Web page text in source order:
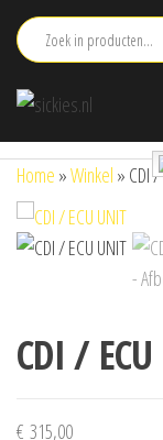
naar
inhoud
Home »Winkel » CDI
CDI /
€ 315,00